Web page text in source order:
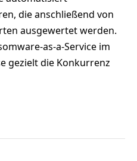
die anschließend von
ausgewertet werden.
as-a-Service im
gezielt die Konkurrenz